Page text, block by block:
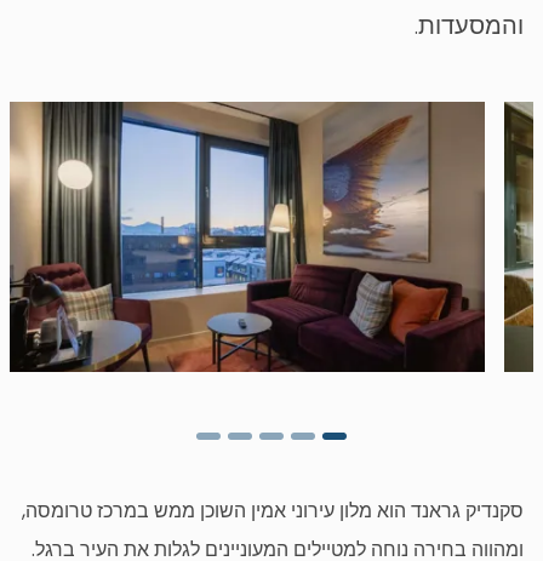
והמסעדות.
סקנדיק גראנד הוא מלון עירוני אמין השוכן ממש במרכז טרומסה,
ומהווה בחירה נוחה למטיילים המעוניינים לגלות את העיר ברגל.